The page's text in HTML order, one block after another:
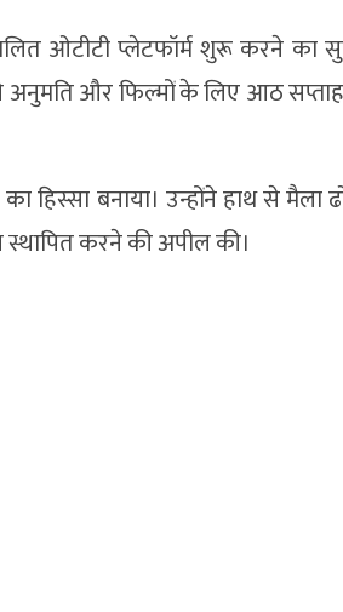
ओटीटी प्लेटफॉर्म शुरू करने का
अनुमति और फिल्मों के लिए आठ
हिस्सा बनाया। उन्होंने हाथ से मैला
करने की अपील की।